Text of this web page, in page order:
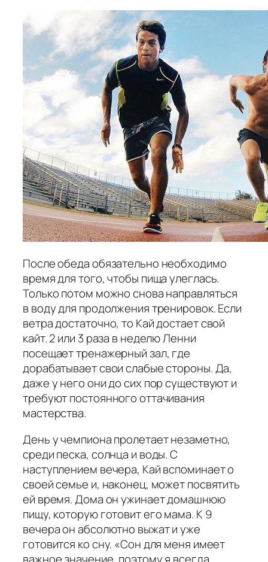
После обеда обязательно необходимо
время для того, чтобы пища улеглась.
Только потом можно снова направляться
в воду для продолжения тренировок. Если
ветра достаточно, то Кай достает свой
кайт. 2 или 3 раза в неделю Ленни
посещает тренажерный зал, где
дорабатывает свои слабые стороны. Да,
даже у него они до сих пор существуют и
требуют постоянного оттачивания
мастерства.
День у чемпиона пролетает незаметно,
среди песка, солнца и воды. С
наступлением вечера, Кай вспоминает о
своей семье и, наконец, может посвятить
ей время. Дома он ужинает домашнюю
пищу, которую готовит его мама. К 9
вечера он абсолютно выжат и уже
готовится ко сну. «Сон для меня имеет
важное значение, поэтому я всегда